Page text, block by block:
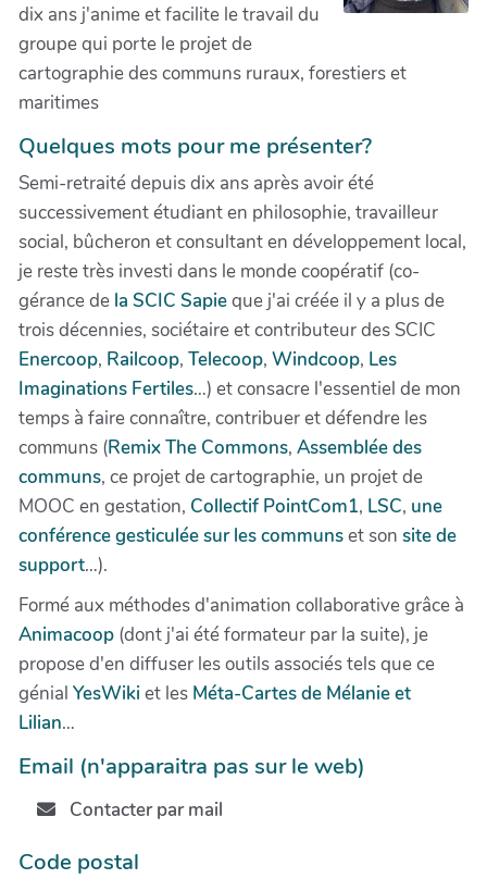
dix ans j'anime et facilite le travail du
groupe qui porte le projet de
cartographie des communs ruraux, forestiers et
maritimes
Quelques mots pour me présenter?
Semi-retraité depuis dix ans après avoir été
successivement étudiant en philosophie, travailleur
social, bûcheron et consultant en développement local,
je reste très investi dans le monde coopératif (co-
gérance de la SCIC Sapieque j'ai créée il y a plus de
trois décennies, sociétaire et contributeur des SCIC
Enercoop, Railcoop, Telecoop, Windcoop, Les
Imaginations Fertiles…) et consacre l'essentiel de mon
temps à faire connaître, contribuer et défendre les
communs (Remix The Commons, Assemblée des
communs, ce projet de cartographie, un projet de
MOOC en gestation, Collectif PointCom1, LSC, une
conférence gesticulée sur les communset son site de
support…).
Formé aux méthodes d'animation collaborative grâce à
Animacoop (dont j'ai été formateur par la suite), je
propose d'en diffuser les outils associés tels que ce
génial YesWiki et les Méta-Cartes de Mélanie et
Lilian…
Email (n'apparaitra pas sur le web)
Contacter par mail
Code postal